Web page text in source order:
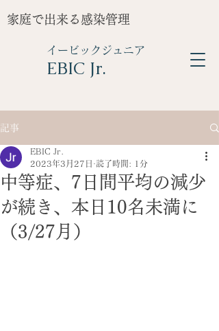
家庭で出来る感染管理
イービックジュニア
​EBIC Jr.
記事
中等症、7日間平均の減少
が続き、本日10名未満に
（3/27月）
EBIC Jr.
2023年3月27日
読了時間: 1分